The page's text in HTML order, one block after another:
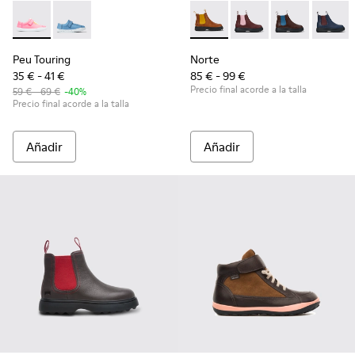
Peu Touring - K800376-007 - Pink
Peu Touring - K800376-022 - Zapatos azules de
Peu Touring
35 € - 41 €
59 € - 69 € -40%
Precio final acorde a la talla
Añadir
Norte - K900149-012 -
Norte - K900149-026
Norte -Norte
Norte
85 € - 99 €
Precio final acorde a la talla
Añadir